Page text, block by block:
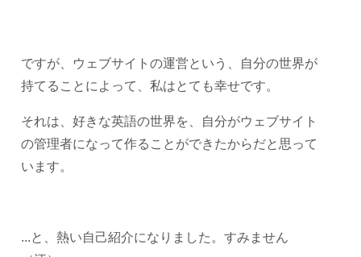
ですが、ウェブサイトの運営という、自分の世界が
持てることによって、私はとても幸せです。
それは、好きな英語の世界を、自分がウェブサイト
の管理者になって作ることができたからだと思って
います。
...と、熱い自己紹介になりました。すみません